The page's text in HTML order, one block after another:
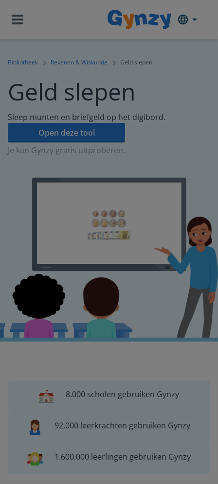
Bibliotheek Rekenen & Wiskunde Geld slepen
Geld slepen
Sleep munten en briefgeld op het digibord.
Open deze tool
Je kan Gynzy gratis uitproberen.
8.000 scholen gebruiken Gynzy
92.000 leerkrachten gebruiken Gynzy
1.600.000 leerlingen gebruiken Gynzy